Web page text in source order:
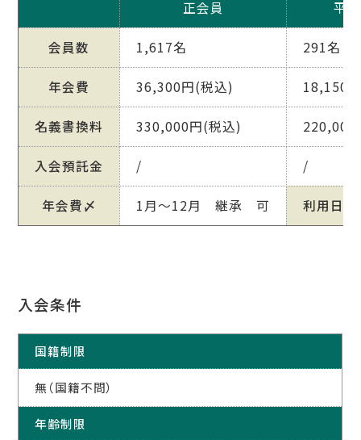
正会員 平
会員数 1,617名 291名
年会費 36,300円(税込) 18,150
名義書換料 330,000円(税込) 220,000
入会預託金 / /
年会費〆 1月～12月 継承 可 利用日
入会条件
国籍制限
無（国籍不問）
年齢制限